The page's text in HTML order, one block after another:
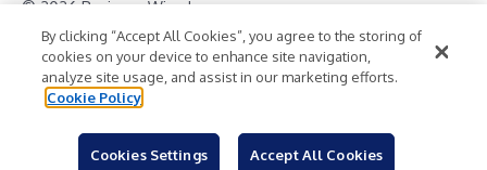
© 2026 Business Wire, Inc.
Privacy Policy Cookie Policy
Accessibility Statement
Terms of Use
Legal
By clicking “Accept All Cookies”, you agree to the storing of
cookies on your device to enhance site navigation,
analyze site usage, and assist in our marketing efforts.
Cookie Policy
Cookies Settings Accept All Cookies